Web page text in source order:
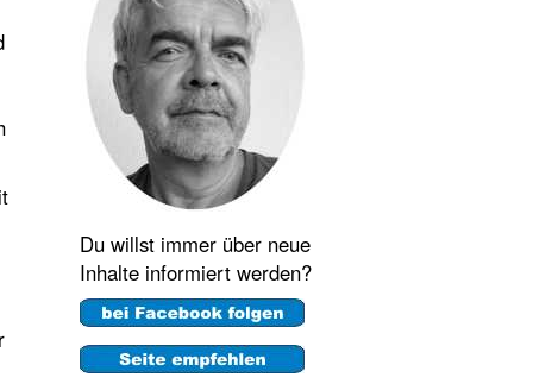
Du willst immer über neue
Inhalte informiert werden?